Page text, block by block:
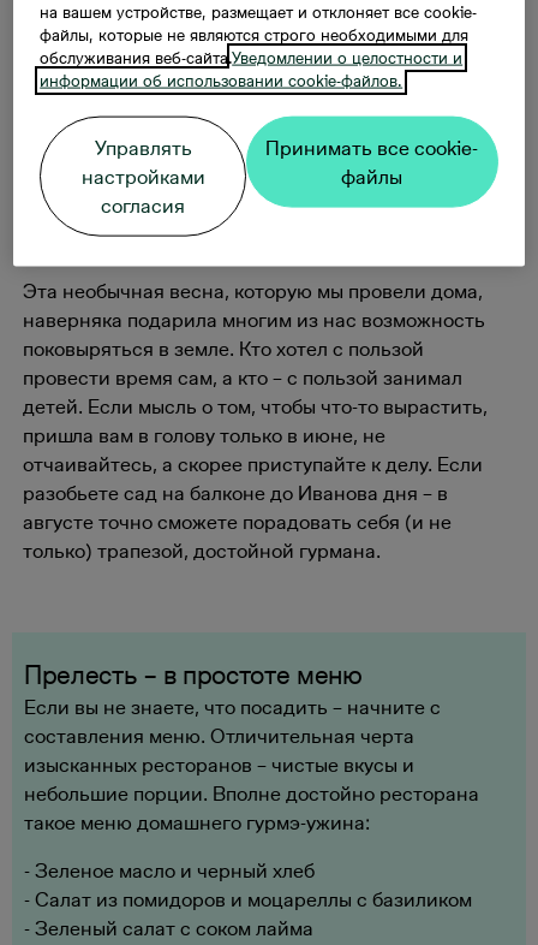
Все, как один, повара говорят, что то,
насколько хорошим получится блюдо,
напрямую зависит от качества продуктов.
Самостоятельно вырастить ингредиенты для
особенного ужина – разве не звучит
привлекательно? Всего-то нужно – солнечный
балкон и желание. Ну, может, еще кое-что по
мелочи, но точно ничего труднодоступного.
Эта необычная весна, которую мы провели дома,
наверняка подарила многим из нас возможность
поковыряться в земле. Кто хотел с пользой
провести время сам, а кто – с пользой занимал
детей. Если мысль о том, чтобы что-то вырастить,
пришла вам в голову только в июне, не
отчаивайтесь, а скорее приступайте к делу. Если
разобьете сад на балконе до Иванова дня – в
августе точно сможете порадовать себя (и не
только) трапезой, достойной гурмана.
Прелесть – в простоте меню
Если вы не знаете, что посадить – начните с
составления меню. Отличительная черта
изысканных ресторанов – чистые вкусы и
небольшие порции. Вполне достойно ресторана
такое меню домашнего гурмэ-ужина:
- Зеленое масло и черный хлеб
- Салат из помидоров и моцареллы с базиликом
- Зеленый салат с соком лайма
на вашем устройстве, размещает и отклоняет все cookie-
файлы, которые не являются строго необходимыми для
обслуживания веб-сайта.Уведомлении о целостности и
информации об использовании cookie-файлов.
Управлять
настройками
согласия
Принимать все cookie-
файлы